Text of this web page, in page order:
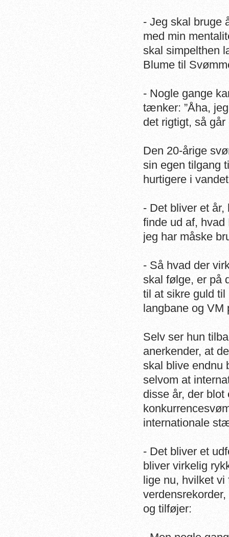
- Jeg skal bruge
med min
skal simpelthen
Blume til
- Nogle gange
tænker: ”Åha,
det rigtigt, så går
Den 20-årige
sin egen tilgang
hurtigere i
- Det bliver et
finde ud af,
jeg har måske
- Så hvad der
skal følge, er på
til at sikre guld
langbane og VM
Selv ser hun
anerkender, at
skal blive endnu
selvom at
disse år, der
internationale
- Det bliver et
bliver virkelig
lige nu, hvilket vi
og tilføjer: